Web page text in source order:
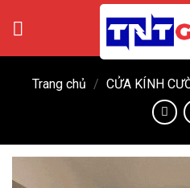
Trang chủ / CỬA KÍNH